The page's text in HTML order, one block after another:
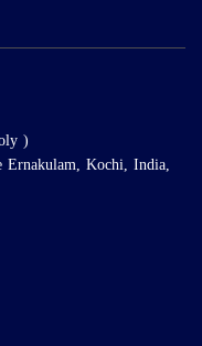
)
Ernakulam, Kochi, India,